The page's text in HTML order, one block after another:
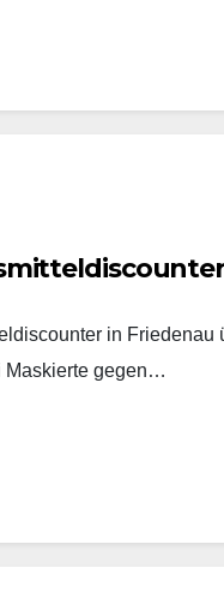
in Friedenau
Maskierte gegen…